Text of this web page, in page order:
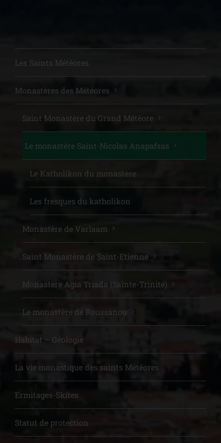
Les Saints Météores
Monastères des Météores
Saint Μonastère du Grand Météore
Le monastère Saint-Nicolas Anapafsas
Le Katholikon du monastère
Les fresques du katholikon
Monastère de Varlaam
Saint Monastère de Saint-Etienne
Monastère Agia Triada (Sainte-Trinité)
Le monastère de Roussanou
Habitat – Géologie
La vie monastique des saints Météores
Ermitages-Skites
Statut de protection